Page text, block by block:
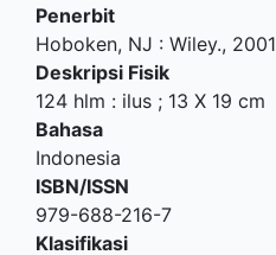
Penerbit
Hoboken, NJ : Wiley., 2001
Deskripsi Fisik
124 hlm : ilus ; 13 X 19 cm
Bahasa
Indonesia
ISBN/ISSN
979-688-216-7
Klasifikasi